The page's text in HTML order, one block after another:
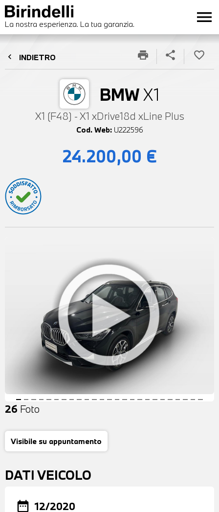
La nostra esperienza. La tua garanzia. menu
chevron_left INDIETRO
BMWX1
X1 (F48) - X1 xDrive18d xLine Plus
Cod. Web: U222596
print share favorite_border
24.200,00 €
26 Foto
Visibile su appuntamento
DATI VEICOLO
date_range 12/2020